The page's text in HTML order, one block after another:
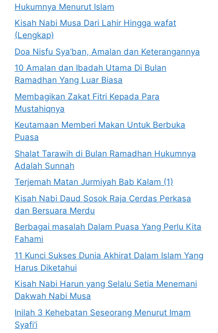
Hukumnya Menurut Islam
Kisah Nabi Musa Dari Lahir Hingga wafat
(Lengkap)
Doa Nisfu Sya’ban, Amalan dan Keterangannya
10 Amalan dan Ibadah Utama Di Bulan
Ramadhan Yang Luar Biasa
Membagikan Zakat Fitri Kepada Para
Mustahiqnya
Keutamaan Memberi Makan Untuk Berbuka
Puasa
Shalat Tarawih di Bulan Ramadhan Hukumnya
Adalah Sunnah
Terjemah Matan Jurmiyah Bab Kalam (1)
Kisah Nabi Daud Sosok Raja Cerdas Perkasa
dan Bersuara Merdu
Berbagai masalah Dalam Puasa Yang Perlu Kita
Fahami
11 Kunci Sukses Dunia Akhirat Dalam Islam Yang
Harus Diketahui
Kisah Nabi Harun yang Selalu Setia Menemani
Dakwah Nabi Musa
Inilah 3 Kehebatan Seseorang Menurut Imam
Syafi’i